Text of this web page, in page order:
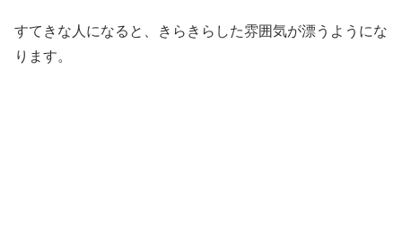
すてきな人になると、きらきらした雰囲気が漂うようにな
ります。